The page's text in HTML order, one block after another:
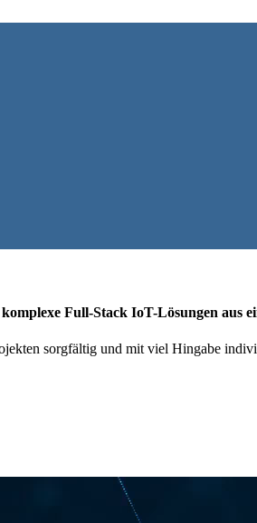
Full-Stack IoT-Lösungen aus
sorgfältig und mit viel Hingabe